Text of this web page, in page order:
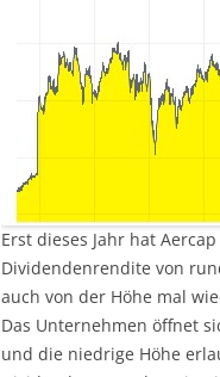
Erst dieses Jahr hat
Dividendenrendite von
auch von der Höhe mal
Das Unternehmen öffnet
und die niedrige Höhe